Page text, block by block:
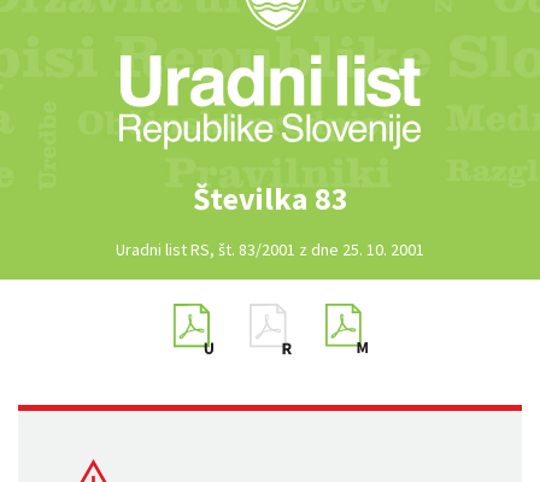
Številka 83
Uradni list RS, št. 83/2001 z dne 25. 10. 2001